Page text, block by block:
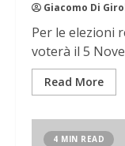
Giacomo Di
Per le elezioni
voterà il 5
Read More
4 MIN READ